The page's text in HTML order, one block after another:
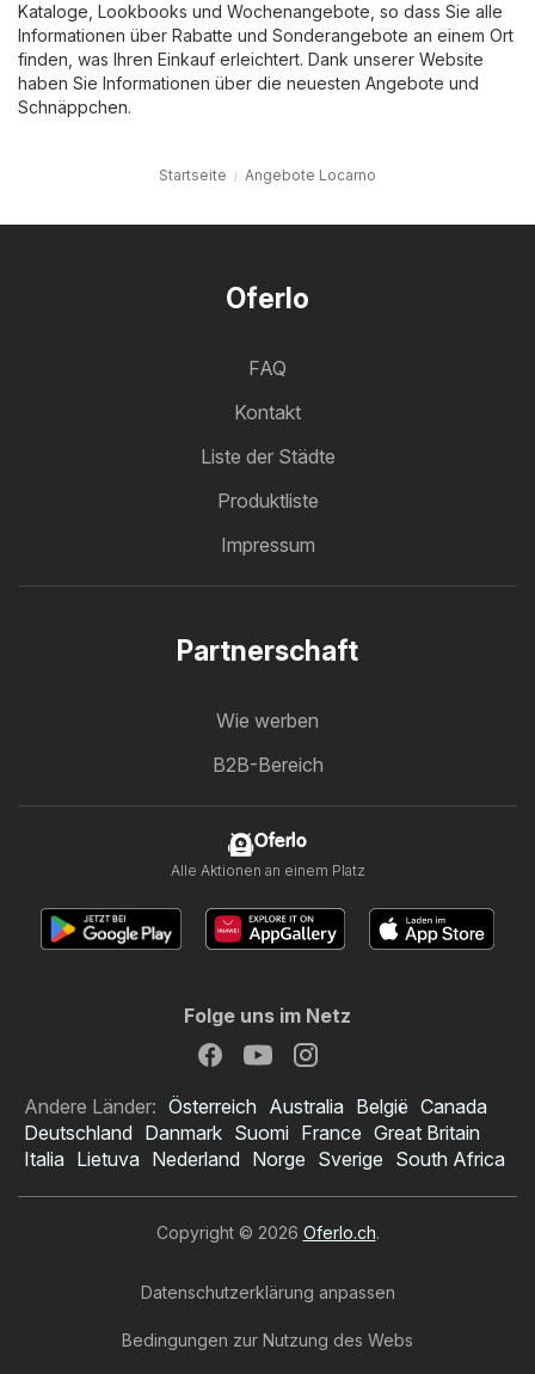
Kataloge, Lookbooks und Wochenangebote, so dass Sie alle
Informationen über Rabatte und Sonderangebote an einem Ort
finden, was Ihren Einkauf erleichtert. Dank unserer Website
haben Sie Informationen über die neuesten Angebote und
Schnäppchen.
Startseite Angebote Locarno
Oferlo
FAQ
Kontakt
Liste der Städte
Produktliste
Impressum
Partnerschaft
Wie werben
B2B-Bereich
Oferlo
Alle Aktionen an einem Platz
Folge uns im Netz
Andere Länder: Österreich Australia België Canada
Deutschland Danmark Suomi France Great Britain
Italia Lietuva Nederland Norge Sverige South Africa
Copyright © 2026 Oferlo.ch.
Datenschutzerklärung anpassen
Bedingungen zur Nutzung des Webs